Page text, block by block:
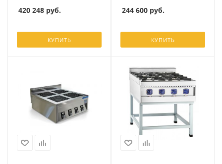
420 248 руб.
КУПИТЬ
244 600 руб.
КУПИТЬ